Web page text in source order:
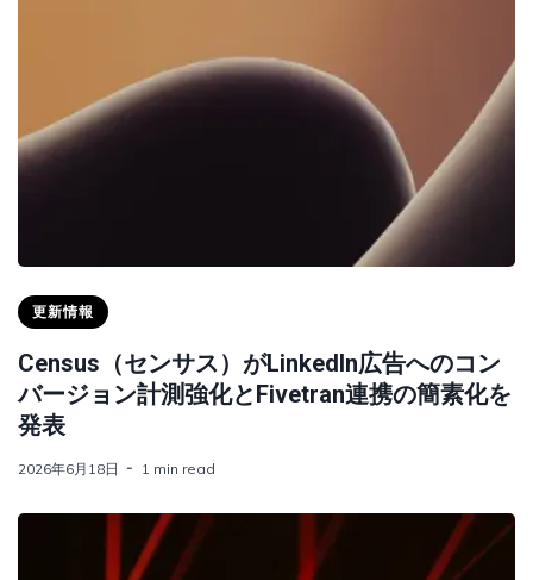
更新情報
Census（センサス）がLinkedIn広告へのコン
バージョン計測強化とFivetran連携の簡素化を
発表
2026年6月18日 1 min read